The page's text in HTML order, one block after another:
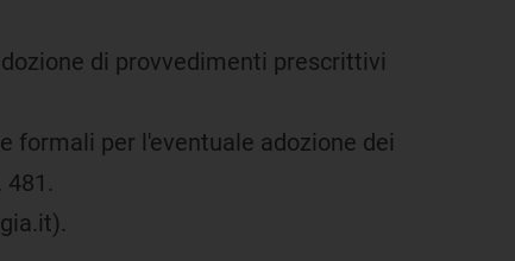
di provvedimenti prescrittivi
formali per l'eventuale adozione dei